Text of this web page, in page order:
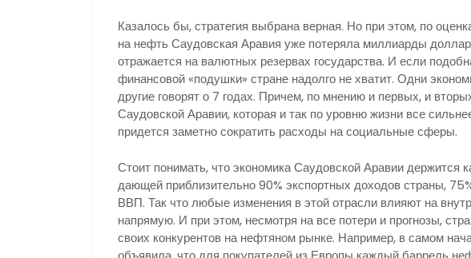
Казалось бы, стратегия выбрана верная. Но при этом, по
на нефть Саудовская Аравия уже потеряла миллиарды
отражается на валютных резервах государства. И если
финансовой «подушки» стране надолго не хватит. Одни
другие говорят о 7 годах. Причем, по мнению и первых, и
Саудовской Аравии, которая и так по уровню жизни все
придется заметно сократить расходы на социальные сферы.
Стоит понимать, что экономика Саудовской Аравии держится
дающей приблизительно 90% экспортных доходов страны,
ВВП. Так что любые изменения в этой отрасли влияют на
напрямую. И при этом, несмотря на все потери и прогнозы,
своих конкурентов на нефтяном рынке. Например, в самом